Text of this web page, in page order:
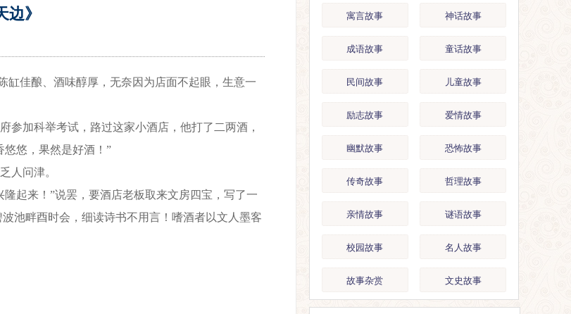
边》
佳酿、酒味醇厚，无奈因为店面不起眼，生意一
加科举考试，路过这家小酒店，他打了二两酒，
悠悠，果然是好酒！”
人问津。
起来！”说罢，要酒店老板取来文房四宝，写了一
池畔酉时会，细读诗书不用言！嗜酒者以文人墨客
寓言故事 神话故事
成语故事 童话故事
民间故事 儿童故事
励志故事 爱情故事
幽默故事 恐怖故事
传奇故事 哲理故事
亲情故事 谜语故事
校园故事 名人故事
故事杂赏 文史故事